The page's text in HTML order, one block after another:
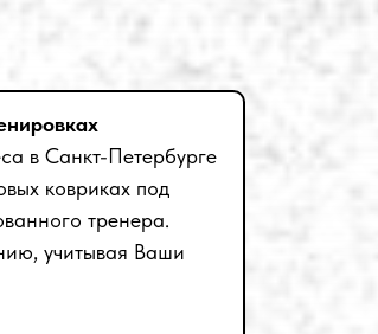
в Санкт-Петербурге
ковриках под
тренера.
учитывая Ваши